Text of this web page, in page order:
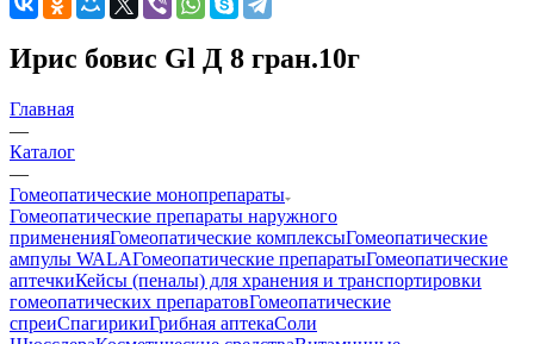
Ирис бовис Gl Д 8 гран.10г
Главная
—
Каталог
—
Гомеопатические монопрепараты
Гомеопатические препараты наружного
примененияГомеопатические комплексыГомеопатические
ампулы WALAГомеопатические препаратыГомеопатические
аптечкиКейсы (пеналы) для хранения и транспортировки
гомеопатических препаратовГомеопатические
спреиСпагирикиГрибная аптекаСоли